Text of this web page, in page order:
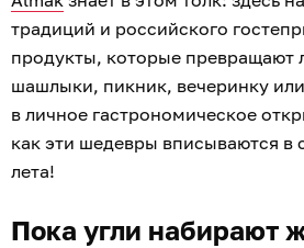
традиций и российского
продукты, которые превращают
шашлыки, пикник, вечеринку
в личное гастрономическое
как эти шедевры вписываются в
лета!
Пока угли набирают